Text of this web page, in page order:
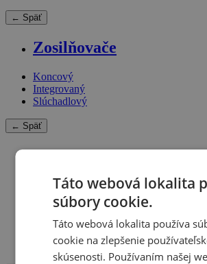
← Späť
Zosilňovače
Koncový
Integrovaný
Slúchadlový
← Späť
Prehrávače
SACD
Blu-ray
Streamer
DVD
Táto webová lokalita
súbory cookie.
Táto webová lokalita používa
cookie na zlepšenie
skúsenosti. Používaním našej